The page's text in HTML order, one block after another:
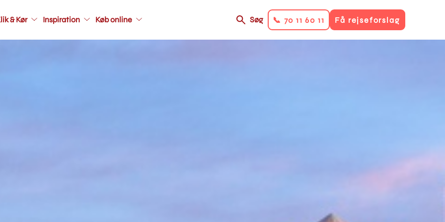
& Kør Inspiration Køb online
secondary
Søg 📞 70 11 60 11 Få rejseforslag